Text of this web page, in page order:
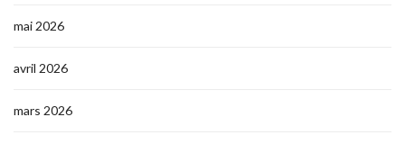
mai 2026
avril 2026
mars 2026